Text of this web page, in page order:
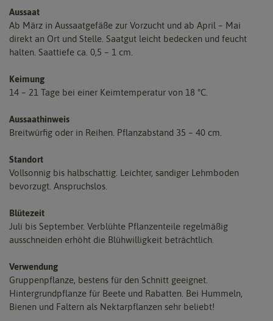
Aussaat
Ab März in Aussaatgefäße zur Vorzucht und ab April – Mai
direkt an Ort und Stelle. Saatgut leicht bedecken und feucht
halten. Saattiefe ca. 0,5 – 1 cm.
Keimung
14 – 21 Tage bei einer Keimtemperatur von 18 °C.
Aussaathinweis
Breitwürfig oder in Reihen. Pflanzabstand 35 – 40 cm.
Standort
Vollsonnig bis halbschattig. Leichter, sandiger Lehmboden
bevorzugt. Anspruchslos.
Blütezeit
Juli bis September. Verblühte Pflanzenteile regelmäßig
ausschneiden erhöht die Blühwilligkeit beträchtlich.
Verwendung
Gruppenpflanze, bestens für den Schnitt geeignet.
Hintergrundpflanze für Beete und Rabatten. Bei Hummeln,
Bienen und Faltern als Nektarpflanzen sehr beliebt!